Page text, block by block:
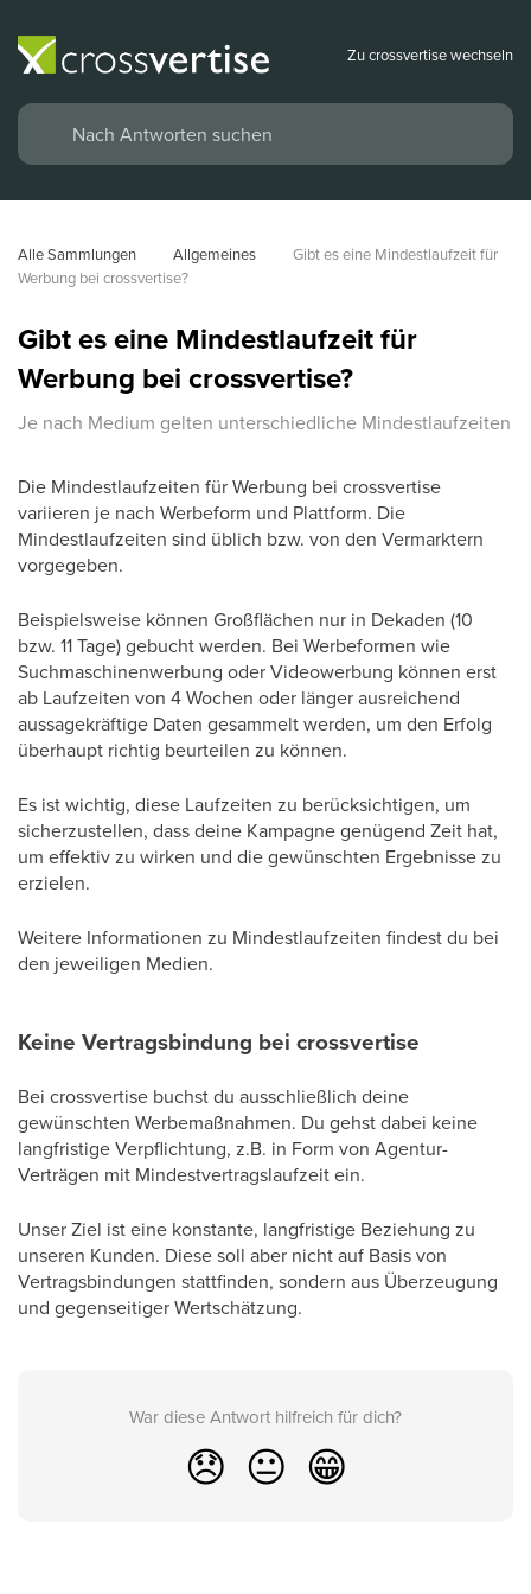
Zu crossvertise wechseln
Alle Sammlungen Allgemeines
Gibt es eine Mindestlaufzeit für
Werbung bei crossvertise?
Gibt es eine Mindestlaufzeit für
Werbung bei crossvertise?
Je nach Medium gelten unterschiedliche Mindestlaufzeiten
Die Mindestlaufzeiten für Werbung bei crossvertise
variieren je nach Werbeform und Plattform. Die
Mindestlaufzeiten sind üblich bzw. von den Vermarktern
vorgegeben.
Beispielsweise können Großflächen nur in Dekaden (10
bzw. 11 Tage) gebucht werden. Bei Werbeformen wie
Suchmaschinenwerbung oder Videowerbung können erst
ab Laufzeiten von 4 Wochen oder länger ausreichend
aussagekräftige Daten gesammelt werden, um den Erfolg
überhaupt richtig beurteilen zu können.
Es ist wichtig, diese Laufzeiten zu berücksichtigen, um
sicherzustellen, dass deine Kampagne genügend Zeit hat,
um effektiv zu wirken und die gewünschten Ergebnisse zu
erzielen.
Weitere Informationen zu Mindestlaufzeiten findest du bei
den jeweiligen Medien.
Keine Vertragsbindung bei crossvertise
Bei crossvertise buchst du ausschließlich deine
gewünschten Werbemaßnahmen. Du gehst dabei keine
langfristige Verpflichtung, z.B. in Form von Agentur-
Verträgen mit Mindestvertragslaufzeit ein.
Unser Ziel ist eine konstante, langfristige Beziehung zu
unseren Kunden. Diese soll aber nicht auf Basis von
Vertragsbindungen stattfinden, sondern aus Überzeugung
und gegenseitiger Wertschätzung.
War diese Antwort hilfreich für dich?
😞 😐 😁